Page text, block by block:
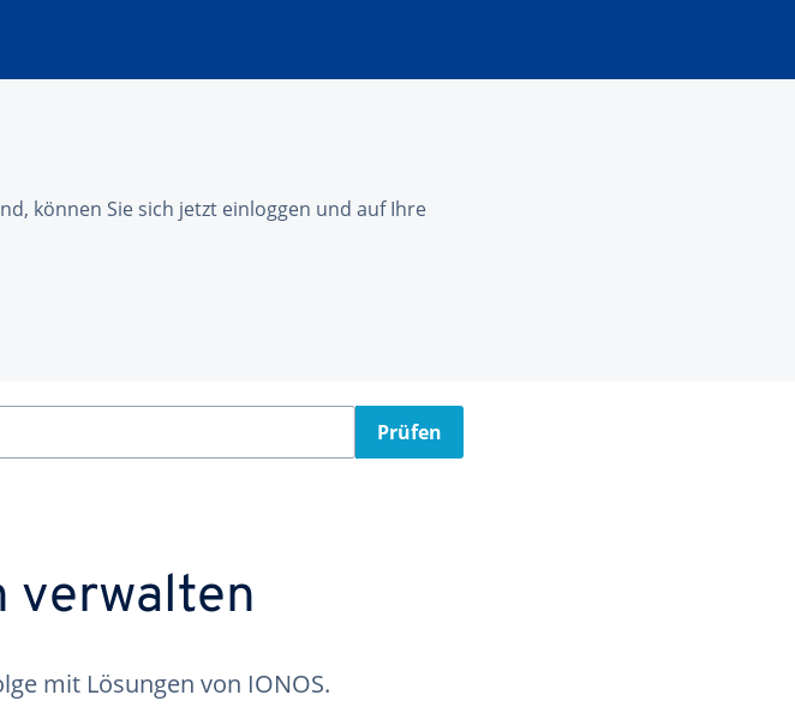
können Sie sich jetzt einloggen und auf Ihre
Prüfen
verwalten
mit Lösungen von IONOS.